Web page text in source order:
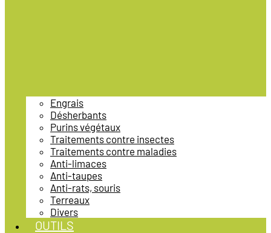
Engrais
Désherbants
Purins végétaux
Traitements contre insectes
Traitements contre maladies
Anti-limaces
Anti-taupes
Anti-rats, souris
Terreaux
Divers
OUTILS